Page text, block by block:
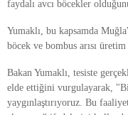
faydalı avcı böcekler
Yumaklı, bu kapsamda
böcek ve bombus arısı
Bakan Yumaklı, tesiste
elde ettiğini vurgulayarak,
yaygınlaştırıyoruz. Bu